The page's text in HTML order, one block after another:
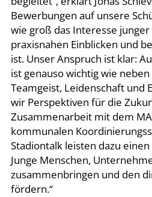
Bewerbungen auf unsere
wie groß das Interesse junger
praxisnahen Einblicken und
ist. Unser Anspruch ist klar:
ist genauso wichtig wie
Teamgeist, Leidenschaft und
wir Perspektiven für die
Zusammenarbeit mit dem
kommunalen
Stadiontalk leisten dazu
Junge Menschen,
zusammenbringen und den
fördern.“